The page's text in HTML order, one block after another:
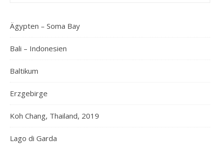
Ägypten – Soma Bay
Bali – Indonesien
Baltikum
Erzgebirge
Koh Chang, Thailand, 2019
Lago di Garda